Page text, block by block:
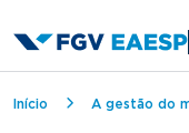
Breadcrumb
Início A gestão do modelo